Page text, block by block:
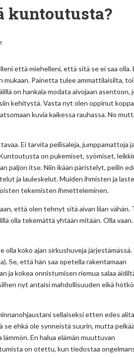
kuntoutusta?
että miehelleni, että sitä se ei saa olla.
Painetta tulee ammattilaisilta,
on hankala modata aivojaan asentoon,
kehitystä. Vasta nyt olen oppinut
kuvia kaikessa rauhassa. No
Ei tarvita peilisaleja, jumppamattoja
on pukemiset, syömiset,
paljon itse. Niin ikään päristelyt, peilin
ja lauleskelut. Muiden ihmisten ja
tekemisten ihmetteleminen.
että olen tehnyt sitä aivan liian vähän.
olla tekemättä yhtään mitään. Olla vaan.
koko ajan sirkushuveja järjestämässä.
Se, että hän saa opetella rakentamaan
ja kokea onnistumisen riemua salaa
nyt antaisi mahdollisuuden eikä
sellaiseksi etten edes
ehkä ole synneistä suurin, mutta
En halua elämän muuttuvan
on otettu, kun tiedostaa